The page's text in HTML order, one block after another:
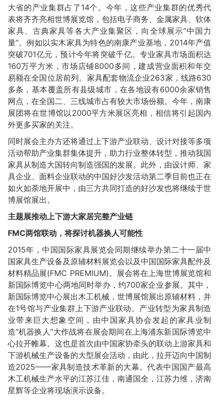
大省的产业集群占了14个。今年，这些产业集群的优秀代
表将齐齐亮相世博展览馆，包括电子商务、金属家具、软体
家具、古典家具等各大产业集聚区，向全球展示“中国力
量”。例如以实木家具为特色的南康产业基地，2014年产值
突破701亿元，预计今年将突破千亿。专业家具市场面积达
160万平方米，市场店铺8000多间，建成营业面积和年交
易额在全国位居前列。家具配套物流企业263家，线路630
多条，基本覆盖所有县级城市，在各地设有6000余家销售
网点，在全国二、三线城市占有较大市场份额。今年，南康
展团将在世博馆以2000平方米展区亮相，相信将引起国内
外更多买家的关注。
同时展会主办方还将通过上下游产业联动、设计对接等多项
活动帮助产业集群集体提升，助力行业整体转型，推动我国
家具从制造大国转向制造强国的发展。此外，由设计师、家
具企业、面料企业联动的中国好沙发活动第二季目前也正在
如火如荼地开展中，由三方共同打造的好沙发也将继续于世
博展馆展出。
主题展推动上下游大家居完整产业链
FMC两馆联动，将探讨机器换人可能性
2015年，中国国际家具展览会同期继续举办第二十一届中
国家具生产设备及原辅材料展览会以及中国国际家具配件及
材料精品展(FMC PREMIUM)。展会将在上海世博展览馆和
新国际博览中心两地同时举办，约700家企业参展。其中，
新国际博览中心展出木工机械，世博展馆展出原辅材料，并
在1号馆与产业集群上下游产业联动。产业转型为家具制造
业带来巨大想象空间，由中国家具协会发起的家具业制
造“机器换人”大作战将在展会期间在上海浦东新国际博览中
心拉开帷幕。这也是首次由中国家协牵头的联动上游家具和
下游机械生产设备的大型展会活动，由此，拉开迈向中国制
造2025——家具制造技术革新的大幕。代表中国国产最高
木工机械生产水平的江苏江佳，南通国全，江苏力维，济南
星辉等企业将现场演示设备。